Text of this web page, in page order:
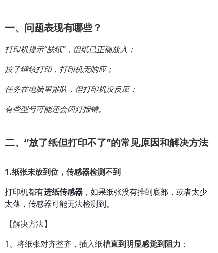
一、问题表现有哪些？
打印机提示“缺纸”，但纸已正确放入；
按了继续打印，打印机无响应；
任务在电脑里排队，但打印机没反应；
有些型号可能还会闪灯报错。
二、“放了纸但打印不了”的常见原因和解决方法
1.纸张未放到位，传感器检测不到
打印机都有进纸传感器 ，如果纸张没有推到底部，或者太少
太薄，传感器可能无法检测到。
【解决方法】
1、将纸张对齐整齐，插入纸槽直到明显感觉到阻力 ；